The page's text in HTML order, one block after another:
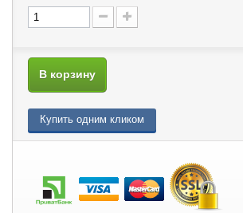
В корзину
Купить одним кликом